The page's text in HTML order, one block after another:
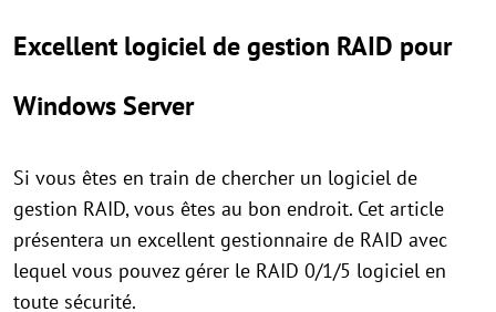
Excellent logiciel de gestion RAID pour
Windows Server
Si vous êtes en train de chercher un logiciel de
gestion RAID, vous êtes au bon endroit. Cet article
présentera un excellent gestionnaire de RAID avec
lequel vous pouvez gérer le RAID 0/1/5 logiciel en
toute sécurité.